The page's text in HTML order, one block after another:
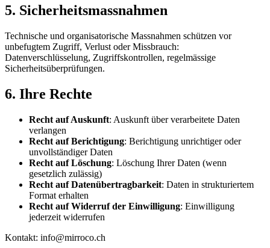
5. Sicherheitsmassnahmen
Technische und organisatorische Massnahmen schützen vor
unbefugtem Zugriff, Verlust oder Missbrauch:
Datenverschlüsselung, Zugriffskontrollen, regelmässige
Sicherheitsüberprüfungen.
6. Ihre Rechte
Recht auf Auskunft: Auskunft über verarbeitete Daten
verlangen
Recht auf Berichtigung: Berichtigung unrichtiger oder
unvollständiger Daten
Recht auf Löschung: Löschung Ihrer Daten (wenn
gesetzlich zulässig)
Recht auf Datenübertragbarkeit: Daten in strukturiertem
Format erhalten
Recht auf Widerruf der Einwilligung: Einwilligung
jederzeit widerrufen
Kontakt: info@mirroco.ch